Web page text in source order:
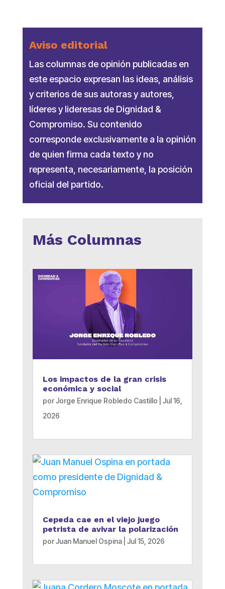
Aviso editorial
Las columnas de opinión publicadas en
este espacio expresan las ideas, análisis
y criterios de sus autoras y autores,
líderes y lideresas de Dignidad &
Compromiso. Su contenido
corresponde exclusivamente a la opinión
de quien firma cada texto y no
representa, necesariamente, la posición
oficial del partido.
Más Columnas
Los impactos de la gran crisis
económica y social
porJorge Enrique Robledo Castillo
Jul 16,
2026
Cepeda cae en el viejo juego
petrista de avivar la polarización
porJuan Manuel Ospina| Jul 15, 2026